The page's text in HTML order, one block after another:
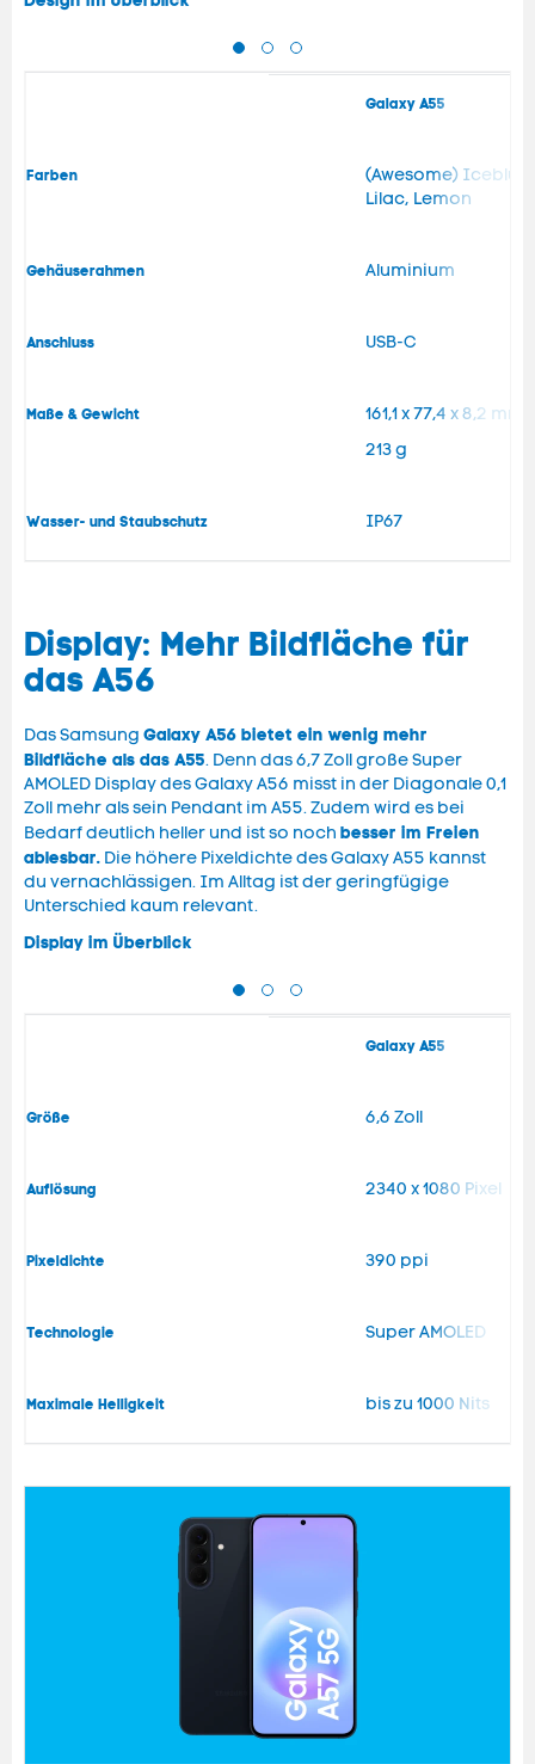
Galaxy A55
Farben
(Awesome) Iceblue,
Lilac, Lemon
Gehäuserahmen Aluminium
Anschluss USB-C
Maße & Gewicht
161,1 x 77,4 x 8,2 mm
213 g
Wasser- und Staubschutz IP67
Display: Mehr Bildfläche für
das A56
Das Samsung Galaxy A56 bietet ein wenig mehr
Bildfläche als das A55. Denn das 6,7 Zoll große Super
AMOLED Display des Galaxy A56 misst in der Diagonale 0,1
Zoll mehr als sein Pendant im A55. Zudem wird es bei
Bedarf deutlich heller und ist so noch besser im Freien
ablesbar. Die höhere Pixeldichte des Galaxy A55 kannst
du vernachlässigen. Im Alltag ist der geringfügige
Unterschied kaum relevant.
Display im Überblick
Galaxy A55
Größe 6,6 Zoll
Auflösung 2340 x 1080 Pixel
Pixeldichte 390 ppi
Technologie Super AMOLED
Maximale Helligkeit bis zu 1000 Nits